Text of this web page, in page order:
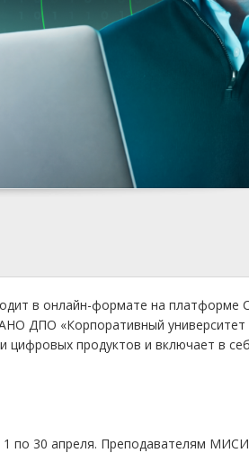
в онлайн-формате на платформе
ДПО «Корпоративный университет
цифровых продуктов и включает в
1 по 30 апреля. Преподавателям